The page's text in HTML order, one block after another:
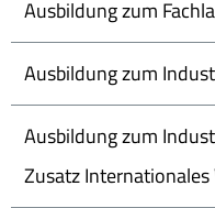
Ausbildung zum
Ausbildung zum
Ausbildung zum
Zusatz